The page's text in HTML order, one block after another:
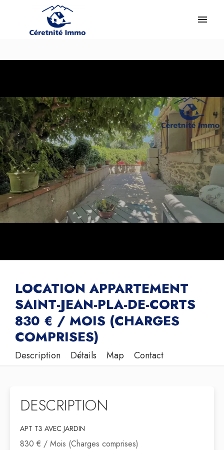
LOCATION APPARTEMENT
SAINT-JEAN-PLA-DE-CORTS
830 € / MOIS (CHARGES
COMPRISES)
Description Détails Map Contact
DESCRIPTION
APT T3 AVEC JARDIN
830 € / Mois (Charges comprises)